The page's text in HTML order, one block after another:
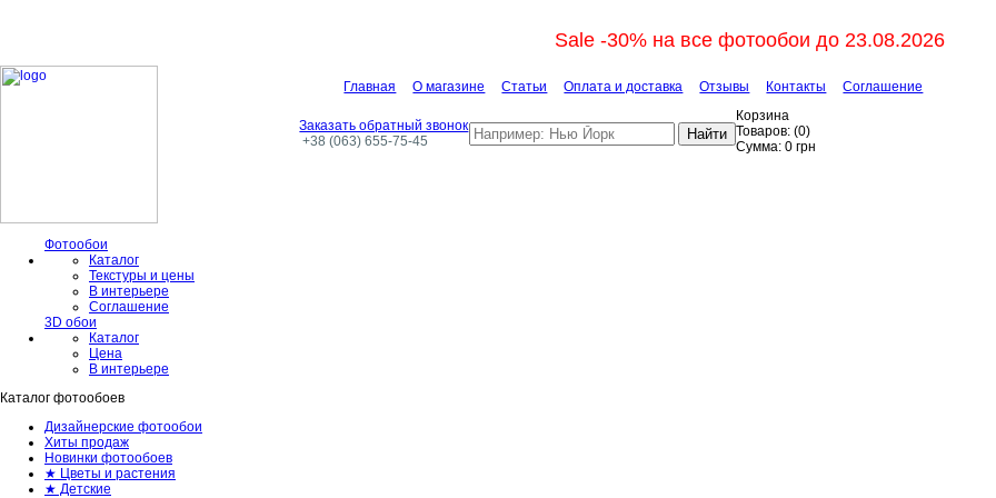
Sale -30% на все фотообои до 23.08.2026
Главная О магазине Статьи Оплата и доставка Отзывы Контакты Соглашение
Заказать обратный звонок
+38 (063) 655-75-45
Найти
Корзина
Товаров: (0)
Сумма: 0 грн
Фотообои
Каталог
Текстуры и цены
В интерьере
Соглашение
3D обои
Каталог
Цена
В интерьере
Каталог фотообоев
Дизайнерские фотообои
Хиты продаж
Новинки фотообоев
★ Цветы и растения
★ Детские